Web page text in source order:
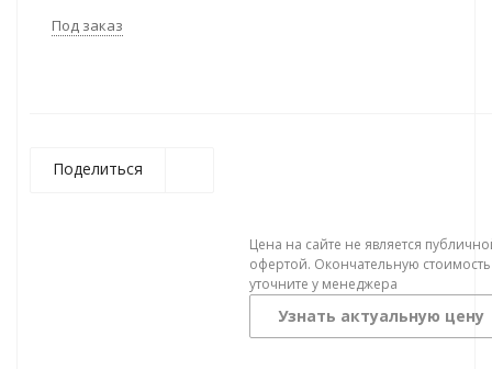
Под заказ
Поделиться
Цена на сайте не является
офертой. Окончательную стоимость
уточните у менеджера
Узнать актуальную цену